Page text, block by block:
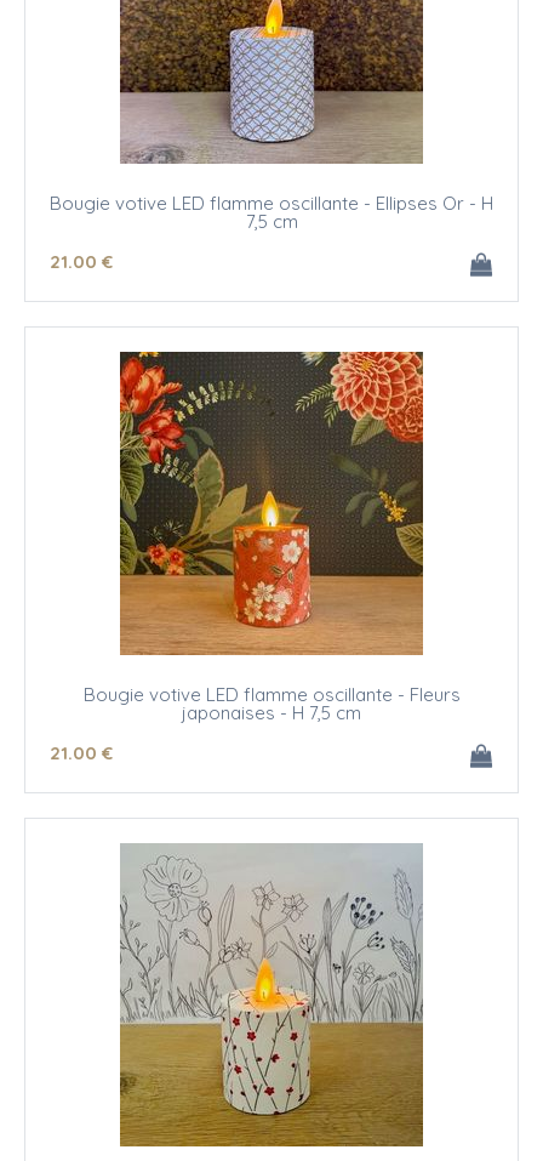
Bougie votive LED flamme oscillante - Ellipses Or - H
7,5 cm
21.00 €
Bougie votive LED flamme oscillante - Fleurs
japonaises - H 7,5 cm
21.00 €